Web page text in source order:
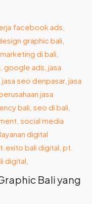
Bali yang